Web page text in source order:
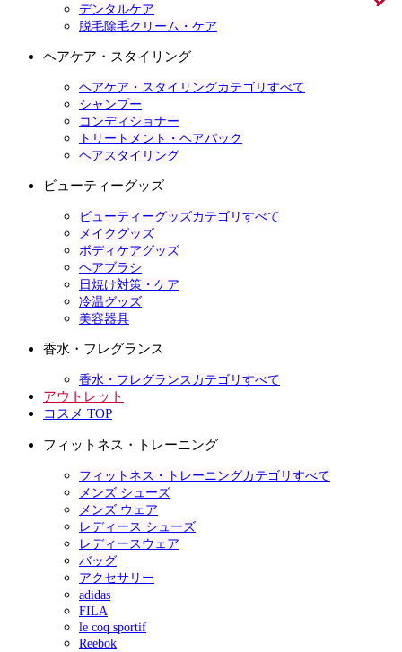
デンタルケア
脱毛除毛クリーム・ケア
ヘアケア・スタイリング
ヘアケア・スタイリングカテゴリすべて
シャンプー
コンディショナー
トリートメント・ヘアパック
ヘアスタイリング
ビューティーグッズ
ビューティーグッズカテゴリすべて
メイクグッズ
ボディケアグッズ
ヘアブラシ
日焼け対策・ケア
冷温グッズ
美容器具
香水・フレグランス
香水・フレグランスカテゴリすべて
アウトレット
コスメ TOP
フィットネス・トレーニング
フィットネス・トレーニングカテゴリすべて
メンズ シューズ
メンズ ウェア
レディース シューズ
レディースウェア
バッグ
アクセサリー
adidas
FILA
le coq sportif
Reebok